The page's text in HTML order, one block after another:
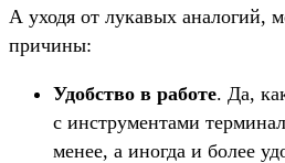
А уходя от лукавых аналогий,
причины:
Удобство в работе. Да,
с инструментами
менее, а иногда и более